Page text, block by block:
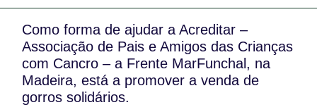
Como forma de ajudar a Acreditar –
Associação de Pais e Amigos das Crianças
com Cancro – a Frente MarFunchal, na
Madeira, está a promover a venda de
gorros solidários.